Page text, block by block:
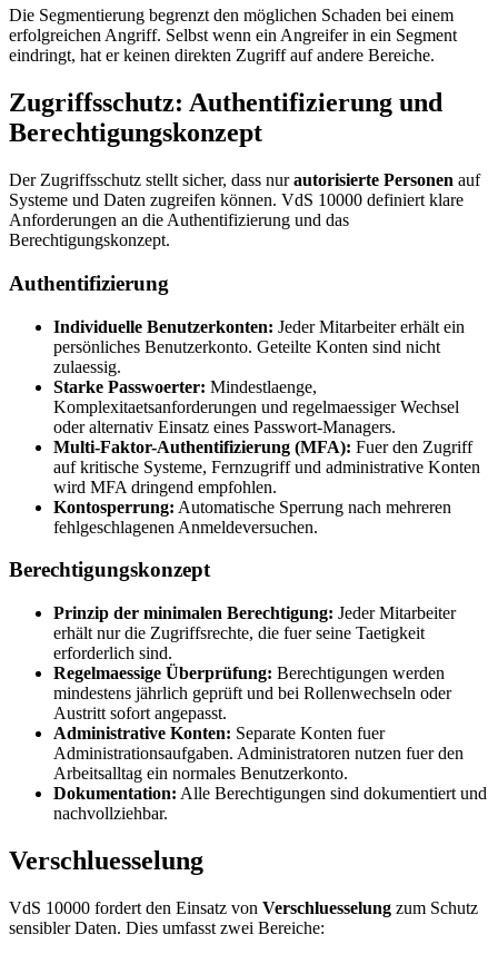
Die Segmentierung begrenzt den möglichen Schaden bei einem
erfolgreichen Angriff. Selbst wenn ein Angreifer in ein Segment
eindringt, hat er keinen direkten Zugriff auf andere Bereiche.
Zugriffsschutz: Authentifizierung und
Berechtigungskonzept
Der Zugriffsschutz stellt sicher, dass nur autorisierte Personen auf
Systeme und Daten zugreifen können. VdS 10000 definiert klare
Anforderungen an die Authentifizierung und das
Berechtigungskonzept.
Authentifizierung
Individuelle Benutzerkonten: Jeder Mitarbeiter erhält ein
persönliches Benutzerkonto. Geteilte Konten sind nicht
zulaessig.
Starke Passwoerter: Mindestlaenge,
Komplexitaetsanforderungen und regelmaessiger Wechsel
oder alternativ Einsatz eines Passwort-Managers.
Multi-Faktor-Authentifizierung (MFA): Fuer den Zugriff
auf kritische Systeme, Fernzugriff und administrative Konten
wird MFA dringend empfohlen.
Kontosperrung: Automatische Sperrung nach mehreren
fehlgeschlagenen Anmeldeversuchen.
Berechtigungskonzept
Prinzip der minimalen Berechtigung: Jeder Mitarbeiter
erhält nur die Zugriffsrechte, die fuer seine Taetigkeit
erforderlich sind.
Regelmaessige Überprüfung: Berechtigungen werden
mindestens jährlich geprüft und bei Rollenwechseln oder
Austritt sofort angepasst.
Administrative Konten: Separate Konten fuer
Administrationsaufgaben. Administratoren nutzen fuer den
Arbeitsalltag ein normales Benutzerkonto.
Dokumentation: Alle Berechtigungen sind dokumentiert und
nachvollziehbar.
Verschluesselung
VdS 10000 fordert den Einsatz von Verschluesselung zum Schutz
sensibler Daten. Dies umfasst zwei Bereiche: